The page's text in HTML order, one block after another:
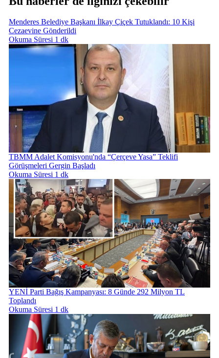
Menderes Belediye Başkanı İlkay Çiçek Tutuklandı: 10 Kişi
Cezaevine Gönderildi
Okuma Süresi 1 dk
TBMM Adalet Komisyonu'nda “Çerçeve Yasa” Teklifi
Görüşmeleri Gergin Başladı
Okuma Süresi 1 dk
YENİ Parti Bağış Kampanyası: 8 Günde 292 Milyon TL
Toplandı
Okuma Süresi 1 dk